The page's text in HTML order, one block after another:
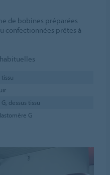
de bobines préparées
confectionnées prêtes à
dessus tissu
G